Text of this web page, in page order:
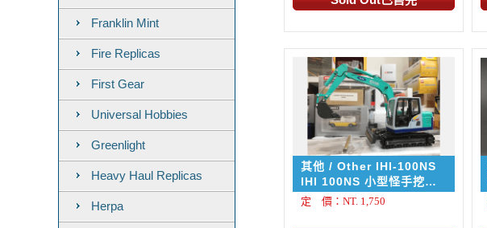
Franklin Mint
Fire Replicas
First Gear
Universal Hobbies
Greenlight
Heavy Haul Replicas
Herpa
其他 / Other IHI-100NS
IHI 100NS 小型怪手挖土
機
定 價：NT. 1,750